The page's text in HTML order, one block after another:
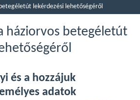
lekérdezési lehetőségéről
háziorvos betegéletút
és a hozzájuk
adatok